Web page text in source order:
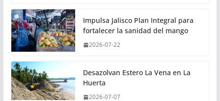
Impulsa Jalisco Plan Integral para
fortalecer la sanidad del mango
2026-07-22
Desazolvan Estero La Vena en La
Huerta
2026-07-07